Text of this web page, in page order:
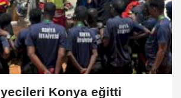
Konya eğitti